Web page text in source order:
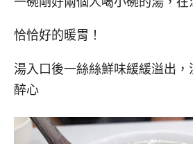
恰恰好的暖胃！
湯入口後一絲絲鮮味緩緩溢出，
醉心